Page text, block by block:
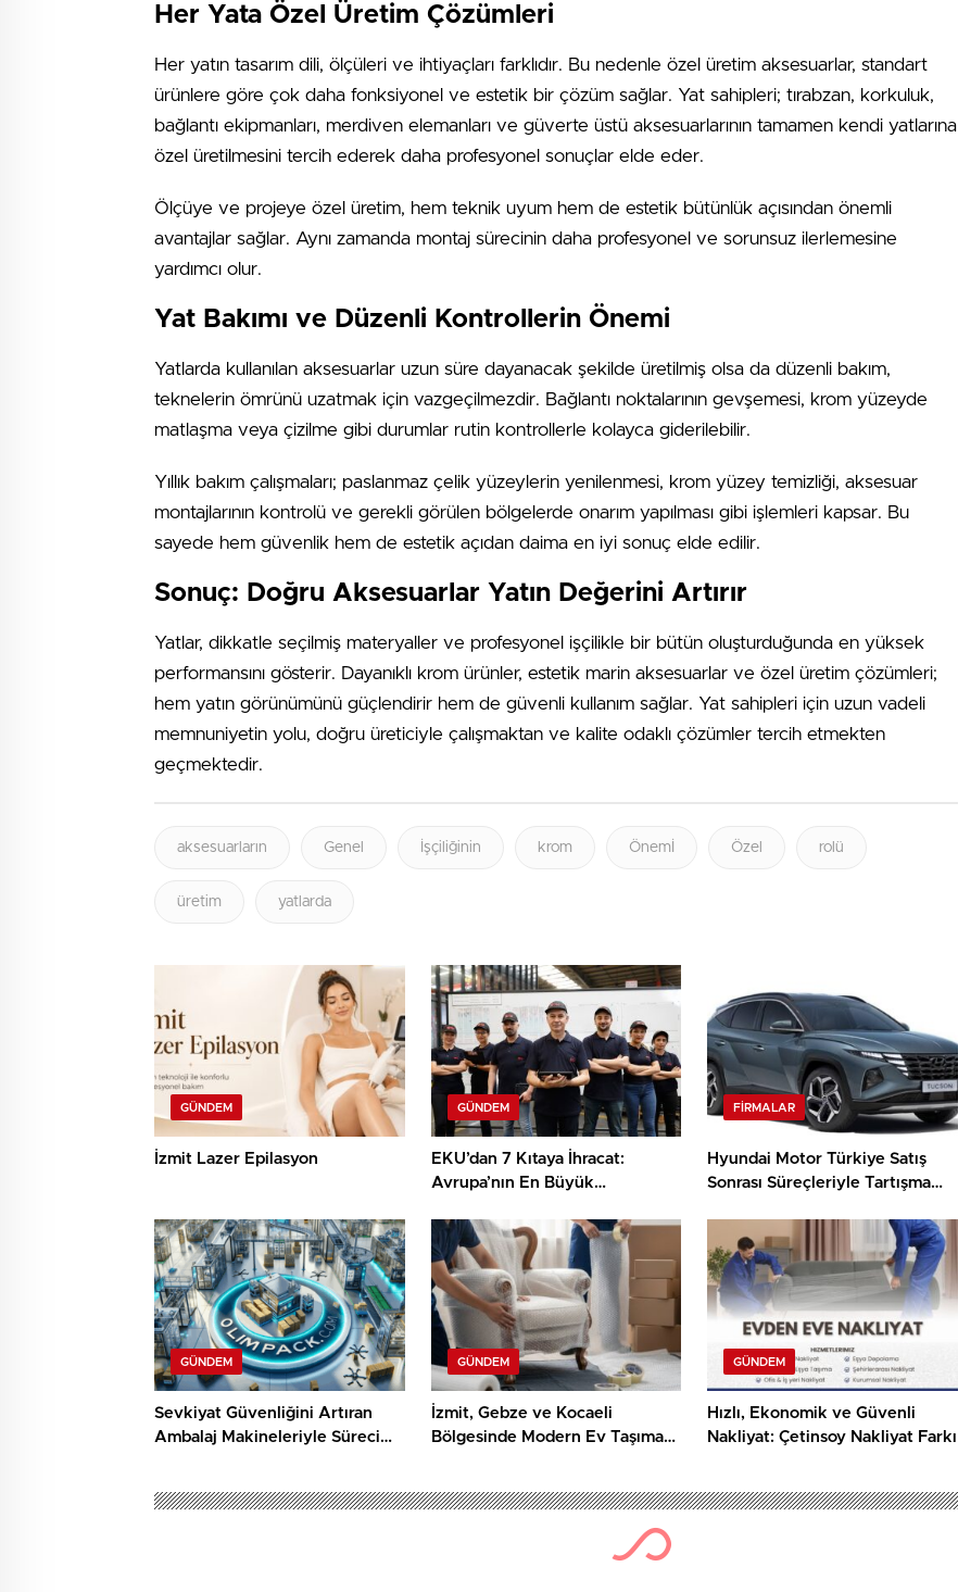
Her Yata Özel Üretim Çözümleri
Her yatın tasarım dili, ölçüleri ve ihtiyaçları farklıdır. Bu nedenle özel üretim aksesuarlar, standart
ürünlere göre çok daha fonksiyonel ve estetik bir çözüm sağlar. Yat sahipleri; tırabzan, korkuluk,
bağlantı ekipmanları, merdiven elemanları ve güverte üstü aksesuarlarının tamamen kendi yatlarına
özel üretilmesini tercih ederek daha profesyonel sonuçlar elde eder.
Ölçüye ve projeye özel üretim, hem teknik uyum hem de estetik bütünlük açısından önemli
avantajlar sağlar. Aynı zamanda montaj sürecinin daha profesyonel ve sorunsuz ilerlemesine
yardımcı olur.
Yat Bakımı ve Düzenli Kontrollerin Önemi
Yatlarda kullanılan aksesuarlar uzun süre dayanacak şekilde üretilmiş olsa da düzenli bakım,
teknelerin ömrünü uzatmak için vazgeçilmezdir. Bağlantı noktalarının gevşemesi, krom yüzeyde
matlaşma veya çizilme gibi durumlar rutin kontrollerle kolayca giderilebilir.
Yıllık bakım çalışmaları; paslanmaz çelik yüzeylerin yenilenmesi, krom yüzey temizliği, aksesuar
montajlarının kontrolü ve gerekli görülen bölgelerde onarım yapılması gibi işlemleri kapsar. Bu
sayede hem güvenlik hem de estetik açıdan daima en iyi sonuç elde edilir.
Sonuç: Doğru Aksesuarlar Yatın Değerini Artırır
Yatlar, dikkatle seçilmiş materyaller ve profesyonel işçilikle bir bütün oluşturduğunda en yüksek
performansını gösterir. Dayanıklı krom ürünler, estetik marin aksesuarlar ve özel üretim çözümleri;
hem yatın görünümünü güçlendirir hem de güvenli kullanım sağlar. Yat sahipleri için uzun vadeli
memnuniyetin yolu, doğru üreticiyle çalışmaktan ve kalite odaklı çözümler tercih etmekten
geçmektedir.
aksesuarların Genel İşçiliğinin krom Önemİ Özel rolü
üretim yatlarda
GÜNDEM
İzmit Lazer Epilasyon
GÜNDEM
EKU’dan 7 Kıtaya İhracat:
Avrupa’nın En Büyük
FIRMALAR
Hyundai Motor Türkiye Satış
Sonrası Süreçleriyle Tartışma
GÜNDEM
Sevkiyat Güvenliğini Artıran
Ambalaj Makineleriyle Süreci
GÜNDEM
İzmit, Gebze ve Kocaeli
Bölgesinde Modern Ev Taşıma
GÜNDEM
Hızlı, Ekonomik ve Güvenli
Nakliyat: Çetinsoy Nakliyat Farkı